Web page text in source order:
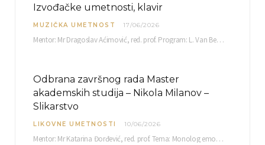
Izvođačke umetnosti, klavir
MUZIČKA UMETNOST 17/06/2026
Mentor: Mr Dragoslav Aćimović, red. prof. Program: L. Van Betoven: Sonata op. 31 br. 2 u…
Odbrana završnog rada Master
akademskih studija – Nikola Milanov –
Slikarstvo
LIKOVNE UMETNOSTI 10/06/2026
Mentor: Mr Katarina Đorđević, red. prof. Tema: Monolog emocija Sreda, 17. 06. 2026. u 15:30 sati Sala br. 12 Fakulteta umetnosti u Nišu, Kneginje…